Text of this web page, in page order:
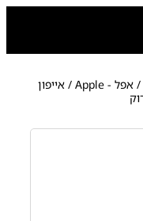
/ אפל - Apple / אייפון